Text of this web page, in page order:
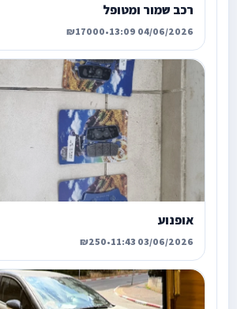
רכב שמור ומטופל
04/06/2026 13:09
•
₪17000
אופנוע
03/06/2026 11:43
•
₪250